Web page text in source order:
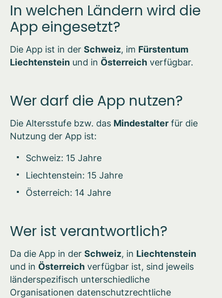
In welchen Ländern wird die
App eingesetzt?
Die App ist in der Schweiz, im Fürstentum
Liechtenstein und in Österreich verfügbar.
Wer darf die App nutzen?
Die Altersstufe bzw. das Mindestalter für die
Nutzung der App ist:
Schweiz: 15 Jahre
Liechtenstein: 15 Jahre
Österreich: 14 Jahre
Wer ist verantwortlich?
Da die App in der Schweiz, in Liechtenstein
und in Österreich verfügbar ist, sind jeweils
länderspezifisch unterschiedliche
Organisationen datenschutzrechtliche